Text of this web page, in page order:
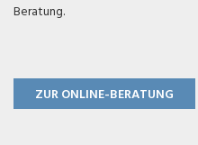
Beratung.
ZUR ONLINE-BERATUNG